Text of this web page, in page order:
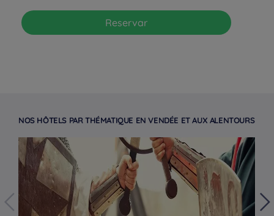
Reservar
NOS HÔTELS PAR THÉMATIQUE EN VENDÉE ET AUX ALENTOURS